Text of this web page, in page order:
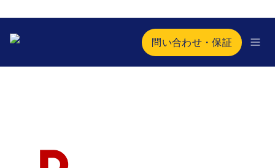
問い合わせ・保証